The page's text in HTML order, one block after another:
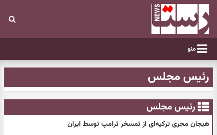
منو
رئیس مجلس
رئیس مجلس
هیجان مجری ترکیه‌ای از تمسخر ترامپ توسط ایران